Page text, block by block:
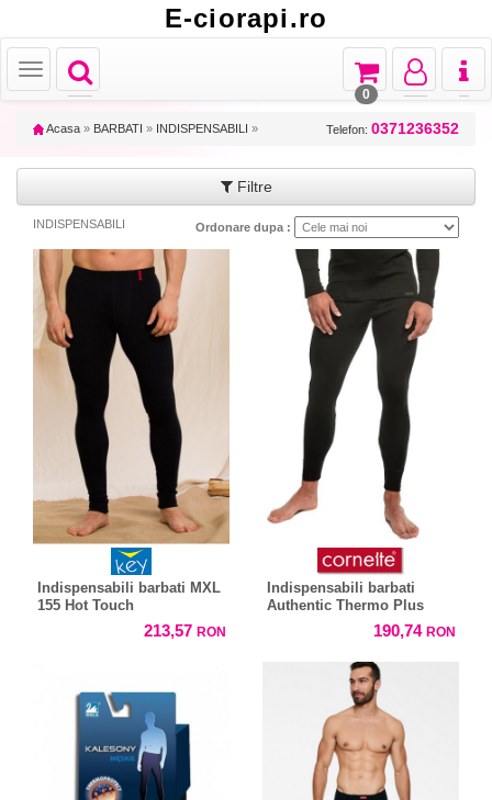
E-ciorapi.ro
Toggle
navigation
Toggle
Toggle
navigation
Toggle
navigation
Toggle
navigation
0
Acasa » BARBATI » INDISPENSABILI » Telefon: 0371236352
Filtre
INDISPENSABILI Ordonare dupa :
Indispensabili barbati MXL
155 Hot Touch
213,57 RON
Indispensabili barbati
Authentic Thermo Plus
190,74 RON